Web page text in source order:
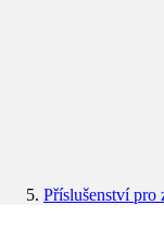
Příslušenství pro